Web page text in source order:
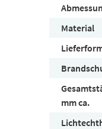
Material
mm ca.